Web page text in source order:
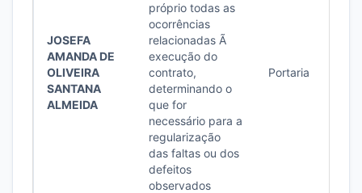
JOSEFA
AMANDA DE
OLIVEIRA
SANTANA
ALMEIDA
próprio todas as
ocorrências
relacionadas Ã
execução do
contrato,
determinando o
que for
necessário para a
regularização
das faltas ou dos
defeitos
observados
Portaria